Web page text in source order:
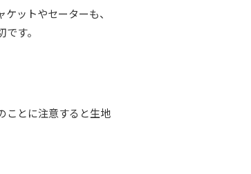
ットやセーターも、
す。
ことに注意すると生地